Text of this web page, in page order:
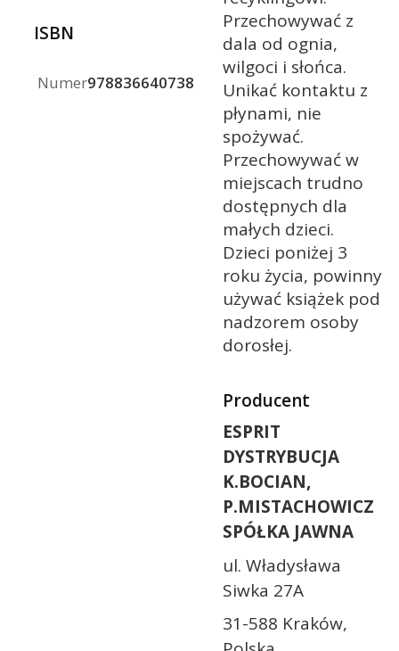
ISBN
Numer9788366407381
Przechowywać z
dala od ognia,
wilgoci i słońca.
Unikać kontaktu z
płynami, nie
spożywać.
Przechowywać w
miejscach trudno
dostępnych dla
małych dzieci.
Dzieci poniżej 3
roku życia, powinny
używać książek pod
nadzorem osoby
dorosłej.
Producent
ESPRIT
DYSTRYBUCJA
K.BOCIAN,
P.MISTACHOWICZ
SPÓŁKA JAWNA
ul. Władysława
Siwka 27A
31-588 Kraków,